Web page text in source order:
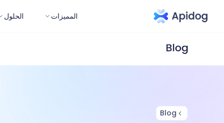
المميزات الحلول
Blog